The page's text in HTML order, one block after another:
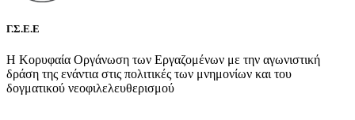
Γ.Σ.Ε.Ε
Η Κορυφαία Οργάνωση των Εργαζομένων με την αγωνιστική
δράση της ενάντια στις πολιτικές των μνημονίων και του
δογματικού νεοφιλελευθερισμού